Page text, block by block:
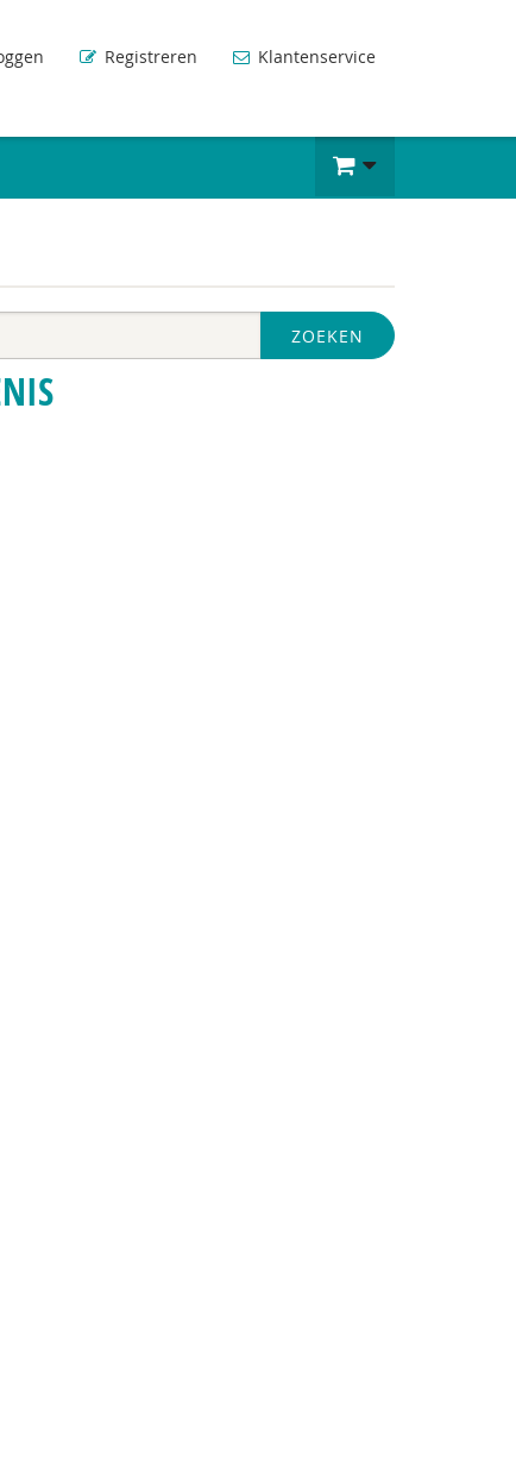
Registreren Klantenservice
ZOEKEN